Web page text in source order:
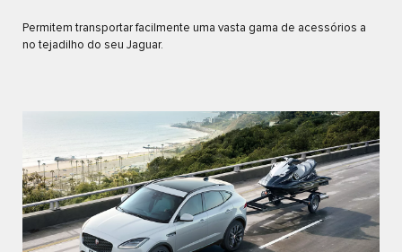
Permitem transportar facilmente uma vasta gama de acessórios a
no tejadilho do seu Jaguar.